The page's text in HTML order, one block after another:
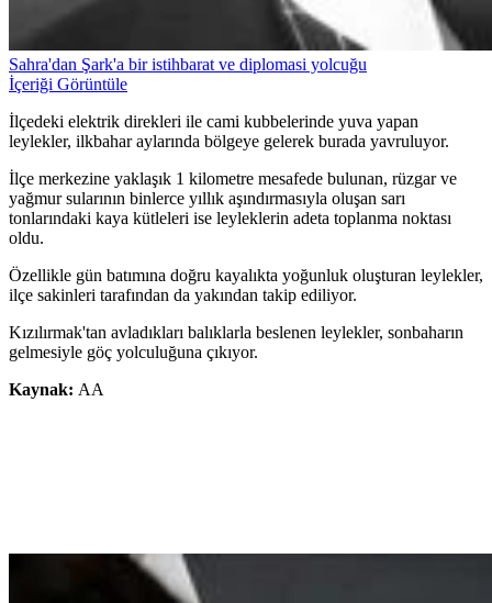
Sahra'dan Şark'a bir istihbarat ve diplomasi yolcuğu
İçeriği Görüntüle
İlçedeki elektrik direkleri ile cami kubbelerinde yuva yapan
leylekler, ilkbahar aylarında bölgeye gelerek burada yavruluyor.
İlçe merkezine yaklaşık 1 kilometre mesafede bulunan, rüzgar ve
yağmur sularının binlerce yıllık aşındırmasıyla oluşan sarı
tonlarındaki kaya kütleleri ise leyleklerin adeta toplanma noktası
oldu.
Özellikle gün batımına doğru kayalıkta yoğunluk oluşturan leylekler,
ilçe sakinleri tarafından da yakından takip ediliyor.
Kızılırmak'tan avladıkları balıklarla beslenen leylekler, sonbaharın
gelmesiyle göç yolculuğuna çıkıyor.
Kaynak: AA